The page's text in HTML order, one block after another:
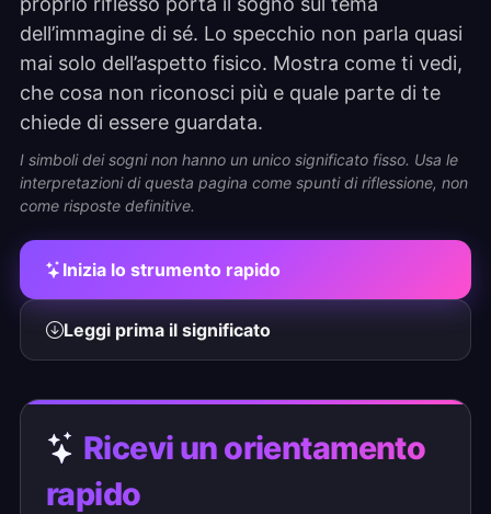
dell’immagine di sé. Lo specchio non parla quasi
mai solo dell’aspetto fisico. Mostra come ti vedi,
che cosa non riconosci più e quale parte di te
chiede di essere guardata.
I simboli dei sogni non hanno un unico significato fisso. Usa le
interpretazioni di questa pagina come spunti di riflessione, non
come risposte definitive.
Inizia lo strumento rapido
Leggi prima il significato
Ricevi un orientamento
rapido